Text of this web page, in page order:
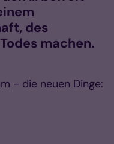
des
machen.
- die neuen Dinge: